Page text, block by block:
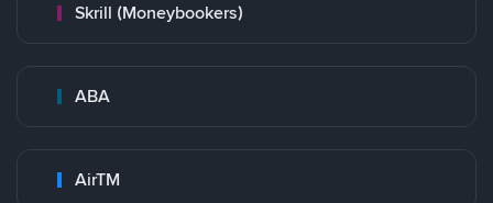
Skrill (Moneybookers)
ABA
AirTM